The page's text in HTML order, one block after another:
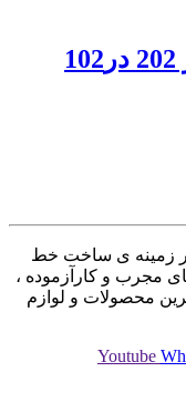
در زمینه ی ساخت خط
مجرب و کارآزموده ،
محصولات و لوازم
Youtube